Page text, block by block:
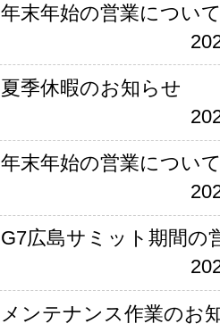
年末年始の営業につい
夏季休暇のお知らせ
年末年始の営業につい
G7広島サミット期間の
メンテナンス作業のお